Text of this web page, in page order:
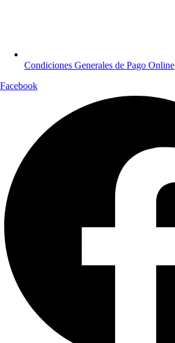
Condiciones Generales de Pago Online
Facebook